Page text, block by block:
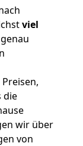
viel
die
wir über
von